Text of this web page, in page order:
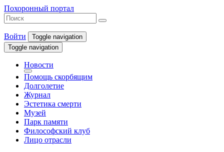
Похоронный портал
Войти
Toggle navigation
Toggle navigation
Новости
Помощь скорбящим
Долголетие
Журнал
Эстетика смерти
Музей
Парк памяти
Философский клуб
Лицо отрасли